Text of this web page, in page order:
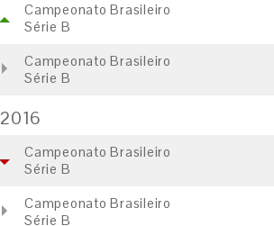
Campeonato Brasileiro
Série B
Campeonato Brasileiro
Série B
2016
Campeonato Brasileiro
Série B
Campeonato Brasileiro
Série B